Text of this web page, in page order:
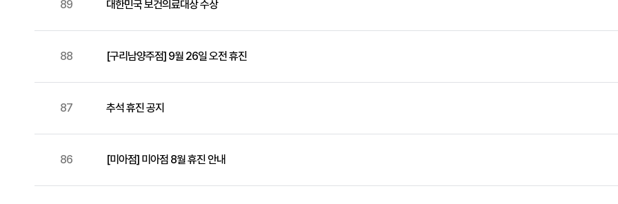
89 대한민국 보건의료대상 수상
88 [구리남양주점] 9월 26일 오전 휴진
87 추석 휴진 공지
86 [미아점] 미아점 8월 휴진 안내